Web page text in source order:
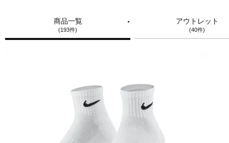
商品一覧
(193件)
アウトレット
(40件)